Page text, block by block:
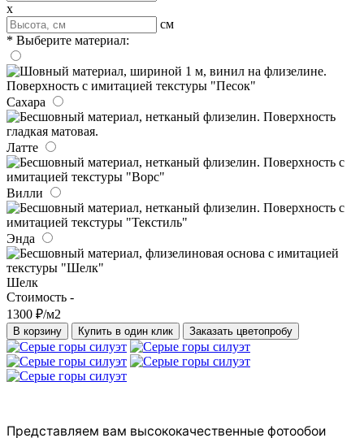
x
см
* Выберите материал:
Сахара
Латте
Вилли
Энда
Шелк
Стоимость -
1300 ₽/м2
В корзину Купить в один клик Заказать цветопробу
Представляем вам высококачественные фотообои